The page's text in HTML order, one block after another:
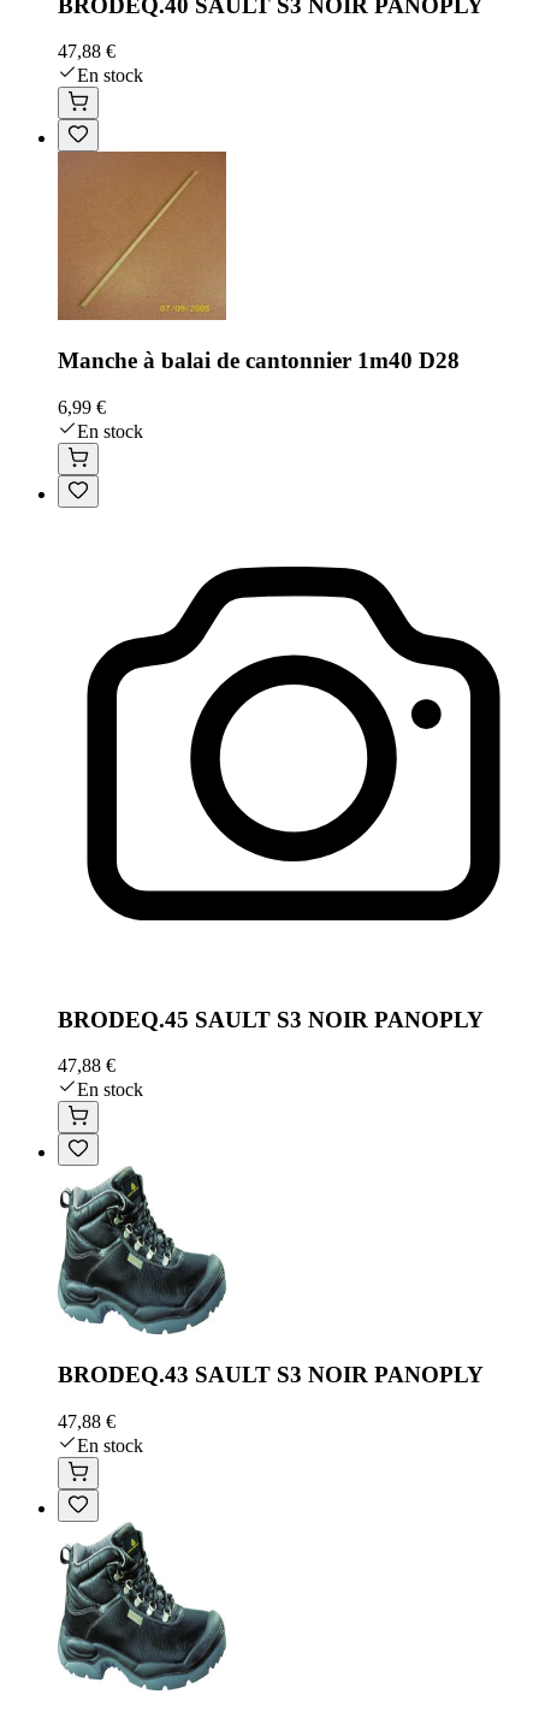
47,88 €
En stock
Manche à balai de cantonnier 1m40 D28
6,99 €
En stock
BRODEQ.45 SAULT S3 NOIR PANOPLY
47,88 €
En stock
BRODEQ.43 SAULT S3 NOIR PANOPLY
47,88 €
En stock